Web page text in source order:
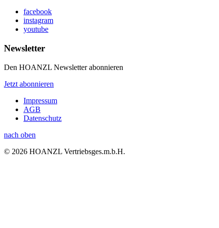
facebook
instagram
youtube
Newsletter
Den HOANZL Newsletter abonnieren
Jetzt abonnieren
Impressum
AGB
Datenschutz
nach oben
© 2026 HOANZL Vertriebsges.m.b.H.